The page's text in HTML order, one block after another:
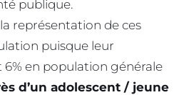
publique.
représentation de ces
puisque leur
6% en population générale
d’un adolescent / jeune